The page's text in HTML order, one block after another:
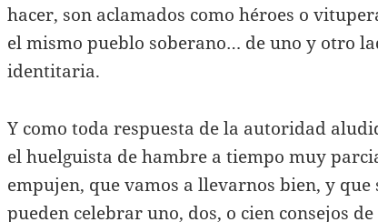
hacer, son aclamados como héroes o
el mismo pueblo soberano… de uno y otro
identitaria.
Y como toda respuesta de la autoridad
el huelguista de hambre a tiempo muy
empujen, que vamos a llevarnos bien, y que
pueden celebrar uno, dos, o cien consejos